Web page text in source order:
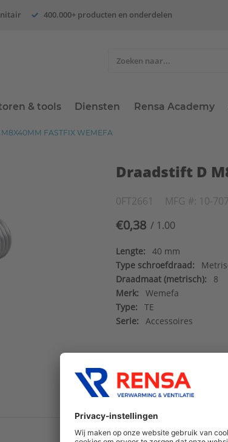
400.000+ producten en onderdelen
& tools Diensten Rensa Academy
M8X40MM FASTFIX WEMEFA
Draadstift D
0FT2661 MFG #: 10-
€0,38 / 1.00
Lengte:
40 mm
Type schroefdraad:
Draadmaat (metrisch):
8
Merk:
Wemefa
Type:
TE
Serie:
Accessoires
8711985000009_10-